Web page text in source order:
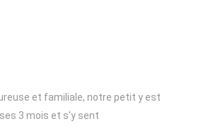
et familiale, notre petit y est
3 mois et s'y sent